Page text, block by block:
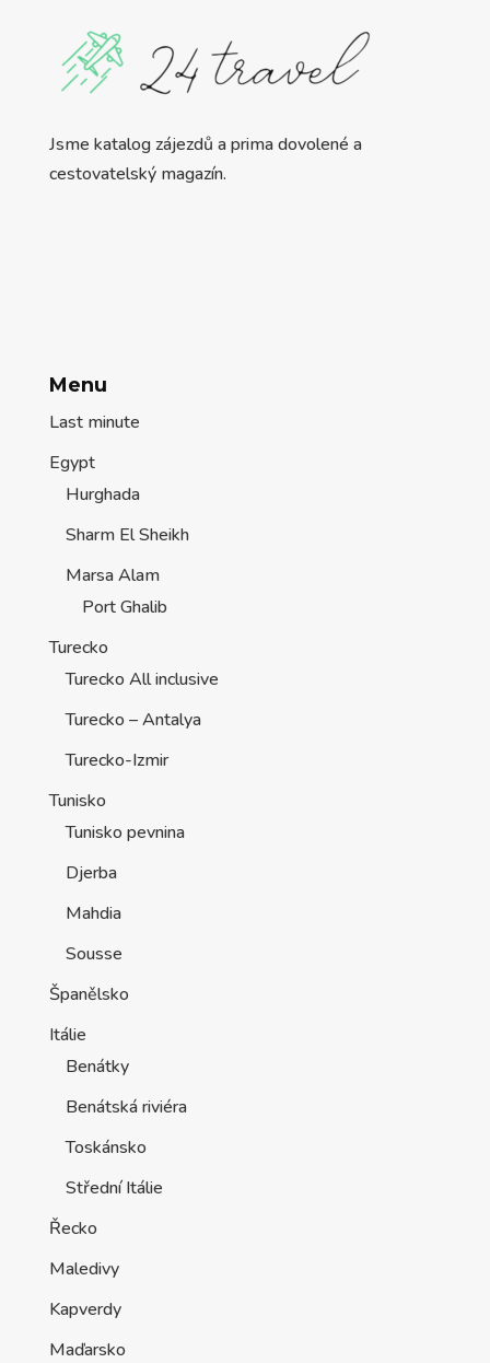
Jsme katalog zájezdů a prima dovolené a
cestovatelský magazín.
Menu
Last minute
Egypt
Hurghada
Sharm El Sheikh
Marsa Alam
Port Ghalib
Turecko
Turecko All inclusive
Turecko – Antalya
Turecko-Izmir
Tunisko
Tunisko pevnina
Djerba
Mahdia
Sousse
Španělsko
Itálie
Benátky
Benátská riviéra
Toskánsko
Střední Itálie
Řecko
Maledivy
Kapverdy
Maďarsko